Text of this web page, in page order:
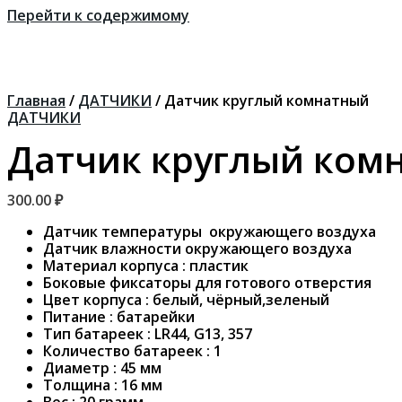
Перейти к содержимому
Главная / ДАТЧИКИ / Датчик круглый комнатный
ДАТЧИКИ
Датчик круглый
300.00₽
Датчик температуры окружающего воздуха
Датчик влажности окружающего воздуха
Материал корпуса : пластик
Боковые фиксаторы для готового отверстия
Цвет корпуса : белый, чёрный,зеленый
Питание : батарейки
Тип батареек : LR44, G13, 357
Количество батареек : 1
Диаметр : 45 мм
Толщина : 16 мм